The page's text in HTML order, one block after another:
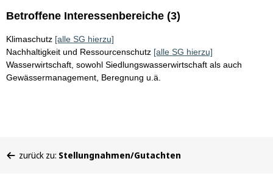
Betroffene Interessenbereiche (3)
Klimaschutz [alle SG hierzu]
Nachhaltigkeit und Ressourcenschutz [alle SG hierzu]
Wasserwirtschaft, sowohl Siedlungswasserwirtschaft als auch
Gewässermanagement, Beregnung u.ä.
befinden
zurück zu: Stellungnahmen/Gutachten